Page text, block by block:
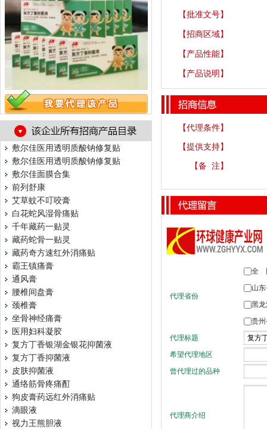
敷尔佳医用透明质酸钠修复贴
敷尔佳医用透明质酸钠修复贴
敷尔佳面膜合集
前列舒康
艾草蚊不叮咬膏
白花蛇风湿骨痛贴
千年藏药一贴灵
藏药蛇骨一贴灵
藏药奇方速红外消痛贴
霸王镇痛膏
通风膏
腰椎间盘膏
颈椎膏
坐骨神经痛膏
医用妇科凝胶
复方丁香银湖金银花抑菌液
复方丁香抑菌液
皮肤抑菌液
通络筋骨疼痛酊
狗皮膏药远红外消痛贴
滴眼液
视力王熊胆液
【批准文号】
【招商区域】
【产品性能】
【产品说明】
【代理条件】
【提供支持】
【备 注】